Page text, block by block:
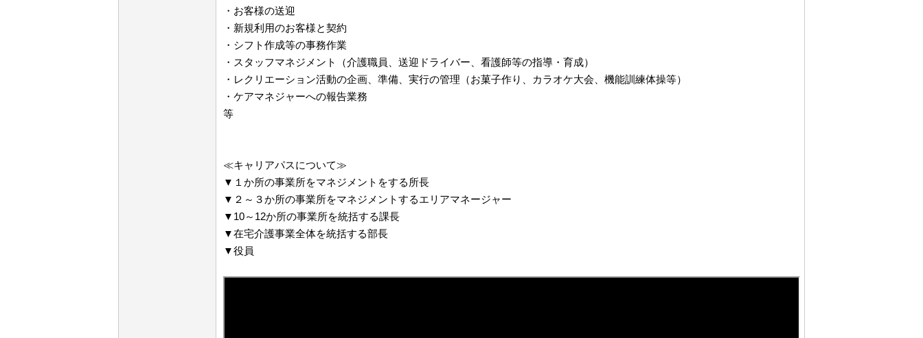
・お客様の送迎
・新規利用のお客様と契約
・シフト作成等の事務作業
・スタッフマネジメント（介護職員、送迎ドライバー、看護師等の指導・育成）
・レクリエーション活動の企画、準備、実行の管理（お菓子作り、カラオケ大会、機能訓練体操等）
・ケアマネジャーへの報告業務
等
≪キャリアパスについて≫
▼１か所の事業所をマネジメントをする所長
▼２～３か所の事業所をマネジメントするエリアマネージャー
▼10～12か所の事業所を統括する課長
▼在宅介護事業全体を統括する部長
▼役員